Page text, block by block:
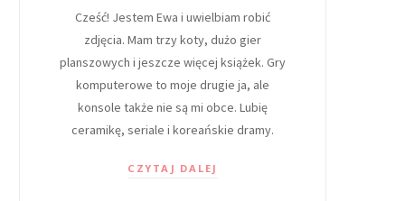
Cześć! Jestem Ewa i uwielbiam robić
zdjęcia. Mam trzy koty, dużo gier
planszowych i jeszcze więcej książek. Gry
komputerowe to moje drugie ja, ale
konsole także nie są mi obce. Lubię
ceramikę, seriale i koreańskie dramy.
CZYTAJ DALEJ